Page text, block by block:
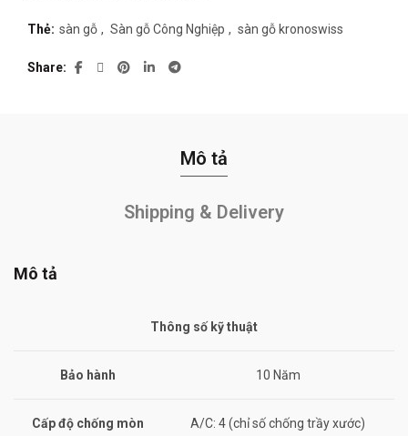
Thẻ: sàn gỗ , Sàn gỗ Công Nghiệp , sàn gỗ kronoswiss
Share
Mô tả
Shipping & Delivery
Mô tả
Thông số kỹ thuật
Bảo hành 10 Năm
Cấp độ chống mòn A/C: 4 (chỉ số chống trầy xước)